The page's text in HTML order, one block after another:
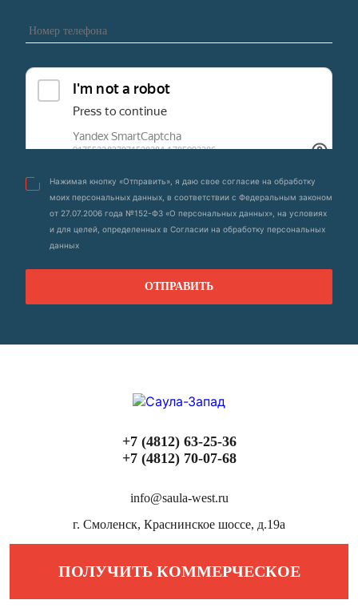
Нажимая кнопку «Отправить», я даю свое согласие на обработку
моих персональных данных, в соответствии с Федеральным законом
от 27.07.2006 года №152-ФЗ «О персональных данных», на условиях
и для целей, определенных в Согласии на обработку персональных
данных
+7 (4812) 63-25-36
+7 (4812) 70-07-68
info@saula-west.ru
г. Смоленск, Краснинское шоссе, д.19а
ПОЛУЧИТЬ КОММЕРЧЕСКОЕ